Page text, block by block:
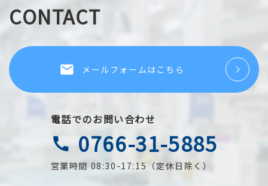
CONTACT
local_post_office メールフォームはこちら
電話でのお問い合わせ
call 0766-31-5885
営業時間 08:30-17:15（定休日除く）